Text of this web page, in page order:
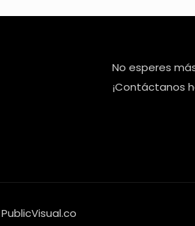
No esperes
¡Contáctanos